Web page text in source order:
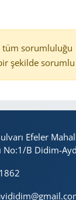
sorumluluğu
şekilde
Efeler
No:1/B Didim-